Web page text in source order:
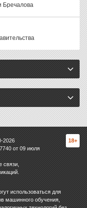
Бречалова
2026
от 09 июля
связи,
18+
использоваться для
машинного обучения,